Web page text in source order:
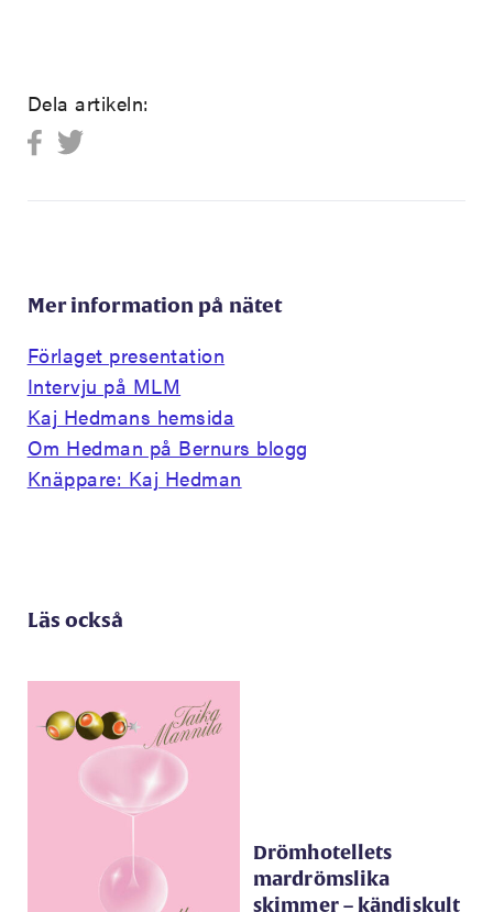
Dela artikeln:
Mer information på nätet
Förlaget presentation
Intervju på MLM
Kaj Hedmans hemsida
Om Hedman på Bernurs blogg
Knäppare: Kaj Hedman
Läs också
Drömhotellets
mardrömslika
skimmer – kändiskult